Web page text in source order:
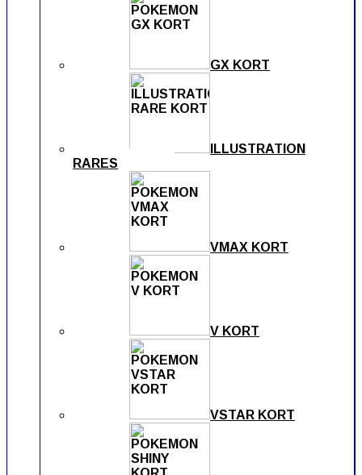
GX KORT
ILLUSTRATION
RARES
VMAX KORT
V KORT
VSTAR KORT